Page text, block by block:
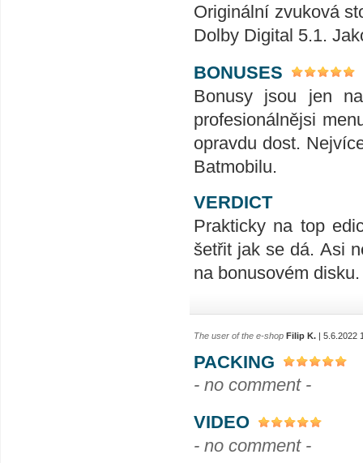
Originální zvuková
Dolby Digital 5.1.
BONUSES
Bonusy jsou jen
profesionálnějsi
opravdu dost.
Batmobilu.
VERDICT
Prakticky na top
šetřit jak se dá. Asi
na bonusovém disku.
The user of the e-shop Filip K. | 5.6.2022
PACKING
- no comment -
VIDEO
- no comment -